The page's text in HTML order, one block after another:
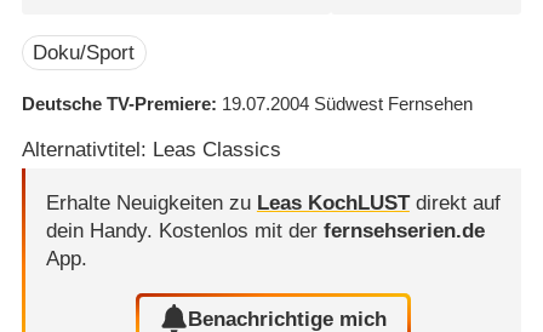
Doku/Sport
Deutsche TV-Premiere 19.07.2004 Südwest Fernsehen
Alternativtitel: Leas Classics
Erhalte Neuigkeiten zu Leas KochLUSTdirekt auf
dein Handy. Kostenlos mit der fernsehserien.de
App.
Benachrichtige mich